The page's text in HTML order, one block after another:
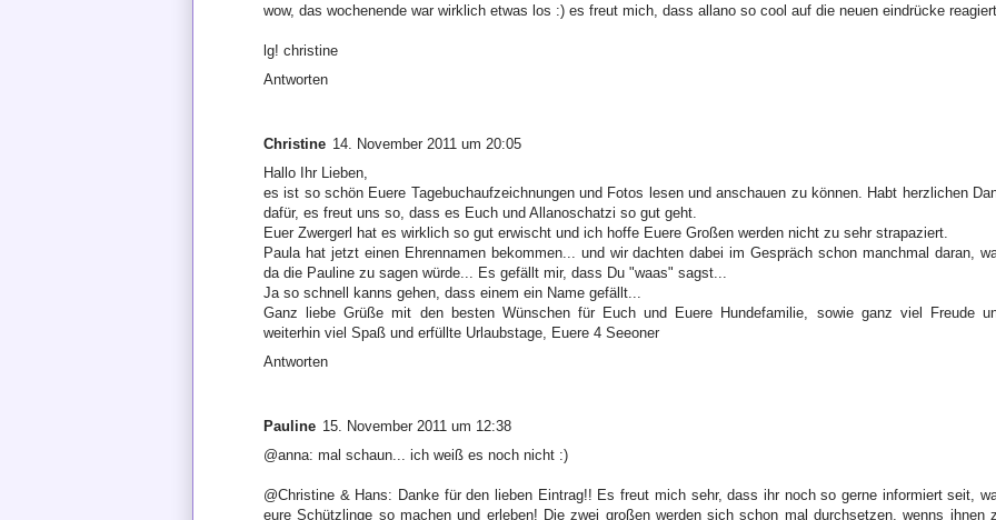
wow, das wochenende war wirklich etwas los :) es freut mich, dass allano so cool auf die neuen eindrücke
lg! christine
Antworten
Christine 14. November 2011 um 20:05
Hallo Ihr Lieben,
es ist so schön Euere Tagebuchaufzeichnungen und Fotos lesen und anschauen zu können. Habt herzlichen
dafür, es freut uns so, dass es Euch und Allanoschatzi so gut geht.
Euer Zwergerl hat es wirklich so gut erwischt und ich hoffe Euere Großen werden nicht zu sehr strapaziert.
Paula hat jetzt einen Ehrennamen bekommen... und wir dachten dabei im Gespräch schon manchmal daran,
da die Pauline zu sagen würde... Es gefällt mir, dass Du "waas" sagst...
Ja so schnell kanns gehen, dass einem ein Name gefällt...
Ganz liebe Grüße mit den besten Wünschen für Euch und Euere Hundefamilie, sowie ganz viel Freude
weiterhin viel Spaß und erfüllte Urlaubstage, Euere 4 Seeoner
Antworten
Pauline 15. November 2011 um 12:38
@anna: mal schaun... ich weiß es noch nicht :)
@Christine & Hans: Danke für den lieben Eintrag!! Es freut mich sehr, dass ihr noch so gerne informiert seit,
eure Schützlinge so machen und erleben! Die zwei großen werden sich schon mal durchsetzen, wenns ihnen